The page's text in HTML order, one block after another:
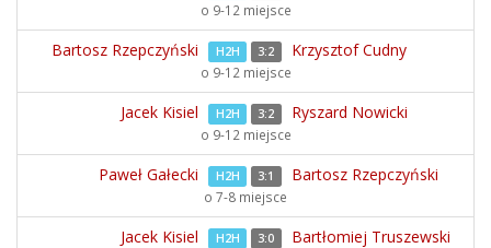
o 9-12 miejsce
Bartosz Rzepczyński H2H 3:2 Krzysztof Cudny
o 9-12 miejsce
Jacek Kisiel H2H 3:2 Ryszard Nowicki
o 9-12 miejsce
Paweł Gałecki H2H 3:1 Bartosz Rzepczyński
o 7-8 miejsce
Jacek Kisiel H2H 3:0 Bartłomiej Truszewski